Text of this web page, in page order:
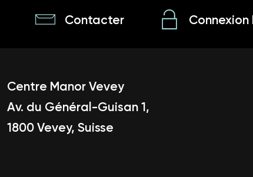
Contacter
Centre Manor Vevey
Av. du Général-Guisan 1,
1800 Vevey, Suisse